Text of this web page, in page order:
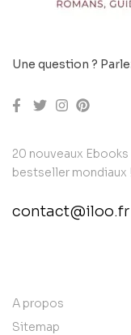
Une question ?
20 nouveaux
bestseller mondiaux !
contact@iloo.fr
A propos
Sitemap